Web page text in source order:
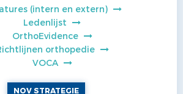
(intern en extern)
Ledenlijst
OrthoEvidence
orthopedie
VOCA
NOV STRATEGIE